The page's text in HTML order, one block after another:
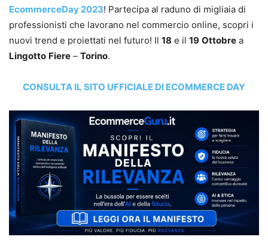
EcommerceDay 2023! Partecipa al raduno di migliaia di
professionisti che lavorano nel commercio online, scopri i
nuovi trend e proiettati nel futuro! Il 18 e il 19 Ottobre a
Lingotto Fiere – Torino.
CONSULTA IL SITO UFFICIALE DI ECOMMERCE DAY